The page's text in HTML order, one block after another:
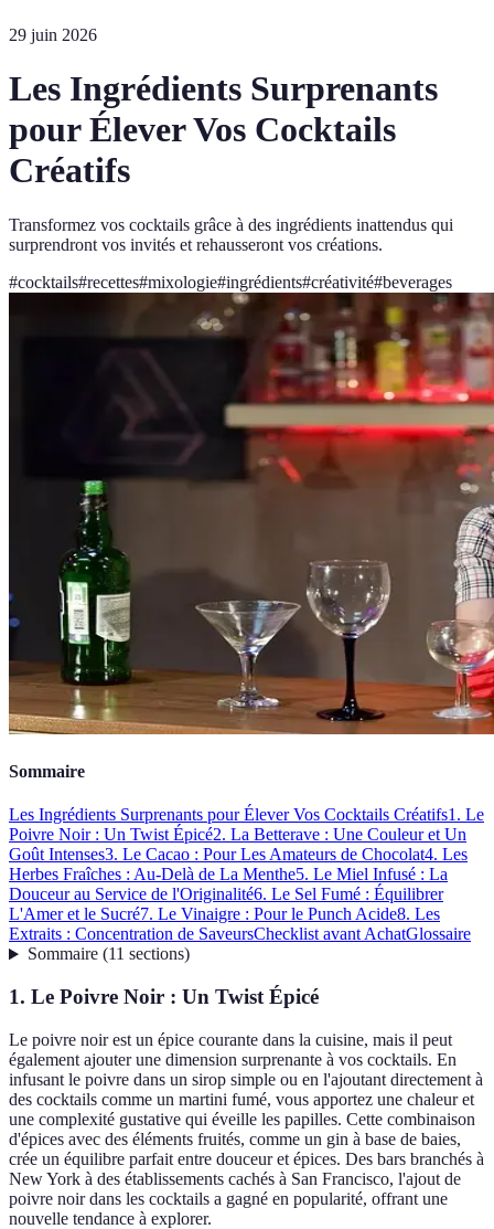
29 juin 2026
Les Ingrédients Surprenants
pour Élever Vos Cocktails
Créatifs
Transformez vos cocktails grâce à des ingrédients inattendus qui
surprendront vos invités et rehausseront vos créations.
#cocktails#recettes#mixologie#ingrédients#créativité#beverages
Sommaire
Les Ingrédients Surprenants pour Élever Vos Cocktails Créatifs1. Le
Poivre Noir : Un Twist Épicé2. La Betterave : Une Couleur et Un
Goût Intenses3. Le Cacao : Pour Les Amateurs de Chocolat4. Les
Herbes Fraîches : Au-Delà de La Menthe5. Le Miel Infusé : La
Douceur au Service de l'Originalité6. Le Sel Fumé : Équilibrer
L'Amer et le Sucré7. Le Vinaigre : Pour le Punch Acide8. Les
Extraits : Concentration de SaveursChecklist avant AchatGlossaire
Sommaire(11 sections)
1. Le Poivre Noir : Un Twist Épicé
Le poivre noir est un épice courante dans la cuisine, mais il peut
également ajouter une dimension surprenante à vos cocktails. En
infusant le poivre dans un sirop simple ou en l'ajoutant directement à
des cocktails comme un martini fumé, vous apportez une chaleur et
une complexité gustative qui éveille les papilles. Cette combinaison
d'épices avec des éléments fruités, comme un gin à base de baies,
crée un équilibre parfait entre douceur et épices. Des bars branchés à
New York à des établissements cachés à San Francisco, l'ajout de
poivre noir dans les cocktails a gagné en popularité, offrant une
nouvelle tendance à explorer.